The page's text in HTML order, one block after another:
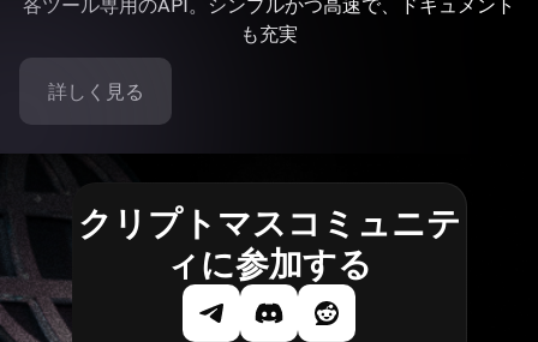
各ツール専用のAPI。シンプルかつ高速で、ドキュメント
も充実
詳しく見る
クリプトマスコミュニテ
ィに参加する